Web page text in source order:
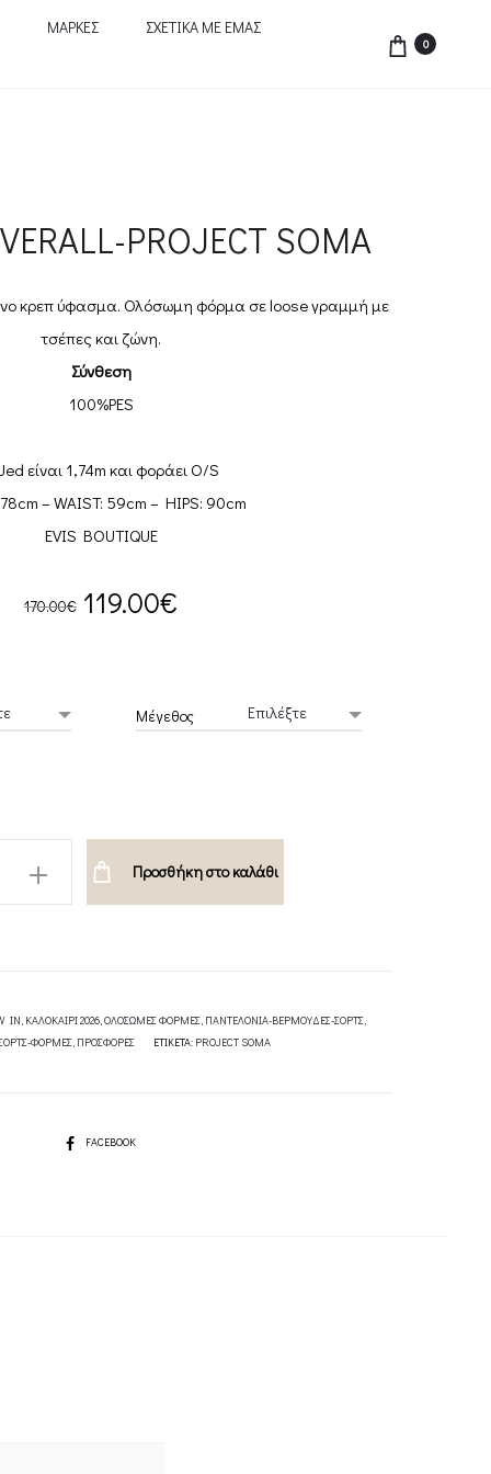
ΜΑΡΚΕΣ ΣΧΕΤΙΚΑ ΜΕ ΕΜΑΣ
0
PROJECT SOMA
κρεπ ύφασμα. Ολόσωμη φόρμα σε loose γραμμή με
τσέπες και ζώνη.
Σύνθεση
100%PES
είναι 1,74m και φοράει O/S
– WAIST: 59cm – HIPS: 90cm
EVIS BOUTIQUE
170.00€ Original
119.00€
is:
Μέγεθος
Προσθήκη στο καλάθι
IN, ΚΑΛΟΚΑΙΡΙ 2026,ΟΛΟΣΩΜΕΣ ΦΟΡΜΕΣ, ΠΑΝΤΕΛΟΝΙΑ-ΒΕΡΜΟΥΔΕΣ-ΣΟΡΤΣ,
ΦΟΡΜΕΣ, ΠΡΟΣΦΟΡΕΣ ΕΤΙΚΈΤΑ: PROJECT SOMA
SHAREFACEBOOK